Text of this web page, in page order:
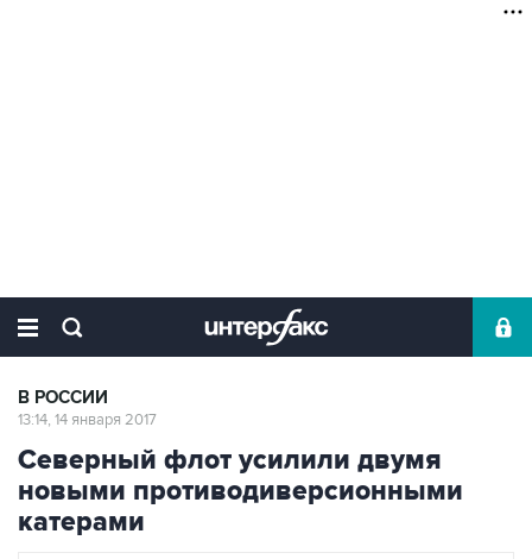
В РОССИИ
13:14, 14 января 2017
Северный флот усилили двумя
новыми противодиверсионными
катерами